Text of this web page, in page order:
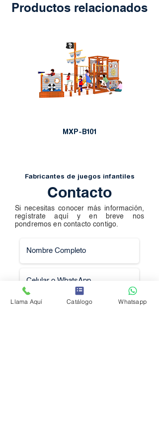
Productos relacionados
MXP-B101
Fabricantes de juegos infantiles
Contacto
Si necesitas conocer más información,
regístrate aquí y en breve nos
pondremos en contacto contigo.
Llama Aquí Catálogo Whatsapp